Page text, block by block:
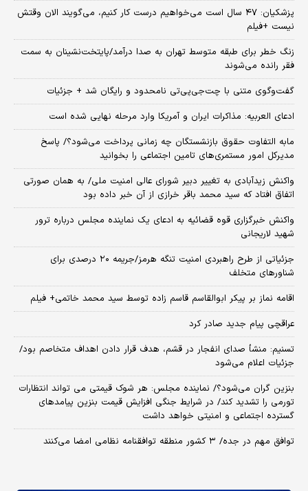
پزشکیان: ۴۷ سال است می‌خواهیم درست کار کنیم، می‌گویند الان وقتش
نیست +فیلم
زنگ خطر برای طبقه متوسط تهران به صدا درآمد/پایتخت‌نشینان به سمت
فقر رانده می‌شوند
گفت‌وگوی متنی با چت‌جی‌پی‌تی نامحدود و رایگان شد + جزئیات
ادعای العربیه: مذاکرات ایران و آمریکا وارد مرحله نهایی شده است
مابه التفاوت حقوق بازنشستگان چه زمانی پرداخت می‌شود؟/ پاسخ
مدیرکل امور مستمری‌های تامین اجتماعی را بخوانید
واکنش زیدآبادی به تغییر دبیر شورای عالی امنیت ملی/ به همان صورتی
اتفاق افتاد که سید محمد باقر خرازی از آن خبر داده بود
واکنش خبرگزاری قوه قضائیه به ادعای یک نماینده مجلس درباره ترور
شهید لاریجانی
جزئیاتی از طرح راهبردی امنیت تنگه هرمز/جریمه ۲۰ درصدی برای
شناورهای متخلف
اقامه نماز بر پیکر ابوالقاسم قاسم زاده توسط سید محمد خاتمی+ فیلم
عراقچی پیام جدید صادر کرد
تسنیم: منشأ صدای انفجار در قشم، هدف قرار دادن اهداف متخاصم بود/
جزئیات اعلام می‌شود
بنزین گران می‌شود؟/ نماینده مجلس: هر شوک قیمتی می تواند انتظارات
تورمی را تشدید کند/ در شرایط جنگی افزایش قیمت بنزین پیامدهای
گسترده اجتماعی و امنیتی خواهد داشت
توافق مهم در جده/ ۳ کشور منطقه توافقنامه نظامی امضا می‌کنند